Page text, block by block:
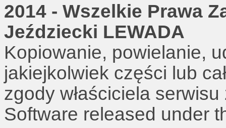
2014 - Wszelkie Prawa
Jeździecki LEWADA
Kopiowanie, powielanie,
jakiejkolwiek części lub
zgody właściciela
Software released under